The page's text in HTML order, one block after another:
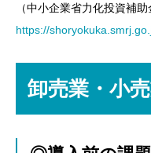
（中小企業省力化投資補助
https://
卸売業・小